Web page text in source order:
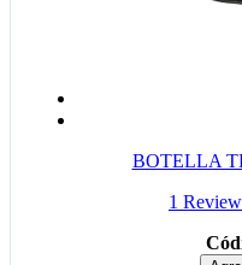
BOTELLA
1